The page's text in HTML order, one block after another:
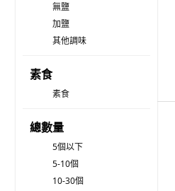
無鹽
加鹽
其他調味
素食
素食
總數量
5個以下
5-10個
10-30個